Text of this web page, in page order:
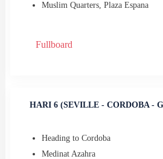
⁠Muslim Quarters, Plaza Espana
Fullboard
HARI 6 (SEVILLE - CORDOBA -
Heading to Cordoba
Medinat Azahra